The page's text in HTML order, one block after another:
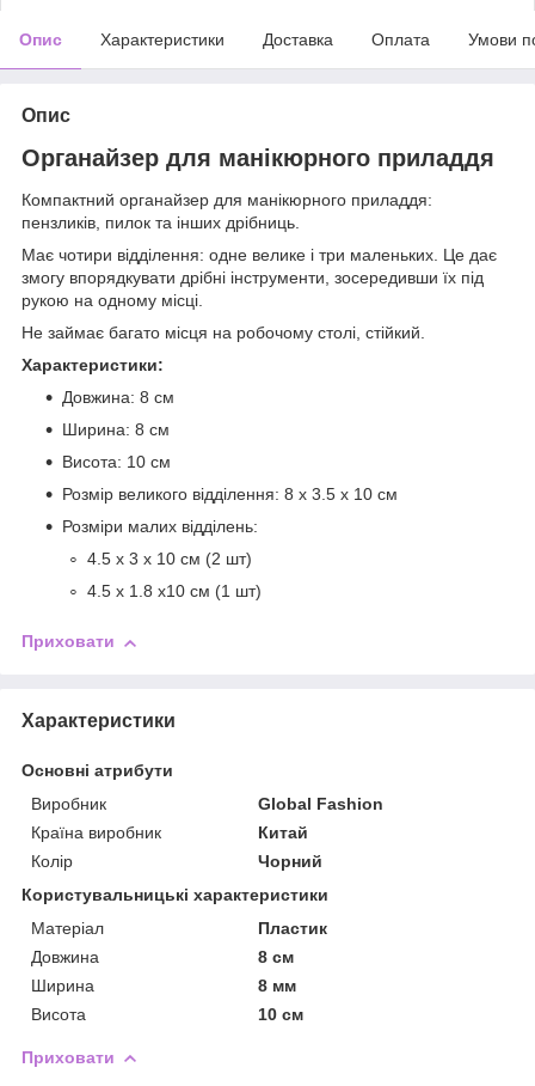
Опис Характеристики Доставка Оплата Умови
Опис
Органайзер для манікюрного приладдя
Компактний органайзер для манікюрного приладдя:
пензликів, пилок та інших дрібниць.
Має чотири відділення: одне велике і три маленьких. Це дає
змогу впорядкувати дрібні інструменти, зосередивши їх під
рукою на одному місці.
Не займає багато місця на робочому столі, стійкий.
Характеристики:
Довжина: 8 см
Ширина: 8 см
Висота: 10 см
Розмір великого відділення: 8 х 3.5 х 10 см
Розміри малих відділень:
4.5 х 3 х 10 см (2 шт)
4.5 х 1.8 х10 см (1 шт)
Приховати
Характеристики
Основні атрибути
Виробник
Global Fashion
Країна виробник
Китай
Колір
Чорний
Користувальницькі характеристики
Матеріал
Пластик
Довжина
8 см
Ширина
8 мм
Висота
10 см
Приховати